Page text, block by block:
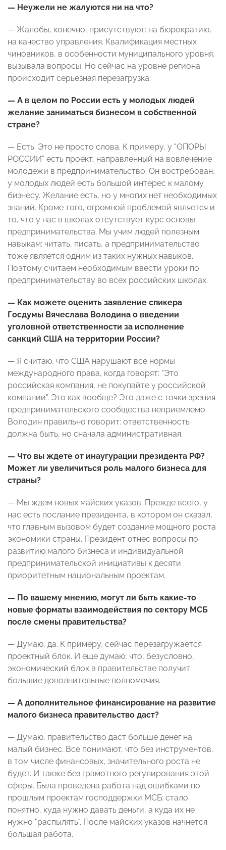
— Неужели не жалуются ни на что?
— Жалобы, конечно, присутствуют: на бюрократию,
на качество управления. Квалификация местных
чиновников, в особенности муниципального уровня,
вызывала вопросы. Но сейчас на уровне региона
происходит серьезная перезагрузка.
— А в целом по России есть у молодых людей
желание заниматься бизнесом в собственной
стране?
— Есть. Это не просто слова. К примеру, у "ОПОРЫ
РОССИИ" есть проект, направленный на вовлечение
молодежи в предпринимательство. Он востребован,
у молодых людей есть большой интерес к малому
бизнесу. Желание есть, но у многих нет необходимых
знаний. Кроме того, огромной проблемой является и
то, что у нас в школах отсутствует курс основы
предпринимательства. Мы учим людей полезным
навыкам: читать, писать, а предпринимательство
тоже является одним из таких нужных навыков.
Поэтому считаем необходимым ввести уроки по
предпринимательству во всех российских школах.
— Как можете оценить заявление спикера
Госдумы Вячеслава Володина о введении
уголовной ответственности за исполнение
санкций США на территории России?
— Я считаю, что США нарушают все нормы
международного права, когда говорят: "Это
российская компания, не покупайте у российской
компании". Это как вообще? Это даже с точки зрения
предпринимательского сообщества неприемлемо.
Володин правильно говорит: ответственность
должна быть, но сначала административная.
— Что вы ждете от инаугурации президента РФ?
Может ли увеличиться роль малого бизнеса для
страны?
— Мы ждем новых майских указов. Прежде всего, у
нас есть послание президента, в котором он сказал,
что главным вызовом будет создание мощного роста
экономики страны. Президент отнес вопросы по
развитию малого бизнеса и индивидуальной
предпринимательской инициативы к десяти
приоритетным национальным проектам.
— По вашему мнению, могут ли быть какие-то
новые форматы взаимодействия по сектору МСБ
после смены правительства?
— Думаю, да. К примеру, сейчас перезагружается
проектный блок. И еще думаю, что, безусловно,
экономический блок в правительстве получит
большие дополнительные полномочия.
— А дополнительное финансирование на развитие
малого бизнеса правительство даст?
— Думаю, правительство даст больше денег на
малый бизнес. Все понимают, что без инструментов,
в том числе финансовых, значительного роста не
будет. И также без грамотного регулирования этой
сферы. Была проведена работа над ошибками по
прошлым проектам господдержки МСБ: стало
понятно, куда нужно давать деньги, а куда их не
нужно "распылять". После майских указов начнется
большая работа.